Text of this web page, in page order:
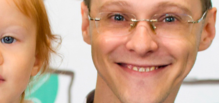
молочных зубов
ортодонтия
детей под
детей под
детского зуба
Виниры
Вкладка на зуб
Коронки
Мостовидный протез
Съемное протезирование
Лечение ВНЧС
Лечение под
Лечение под
Удаление
Удаление
Удаление
Клиника на пл. Карла
Маркса, 1
Детский стоматолог-
хирург